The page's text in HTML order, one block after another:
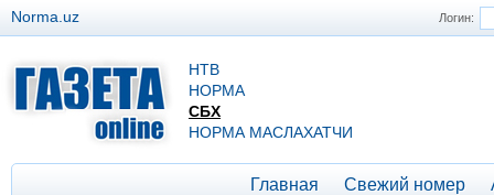
Логин:
Norma.uz
НТВ
НОРМА
СБХ
НОРМА МАСЛАХАТЧИ
Главная Свежий номер